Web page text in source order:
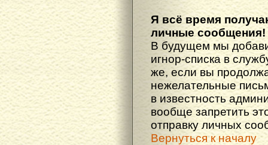
Я всё время
личные сообщения!
В будущем мы
игнор-списка в
же, если вы
нежелательные
в известность
вообще запретить
отправку личных
Вернуться к началу